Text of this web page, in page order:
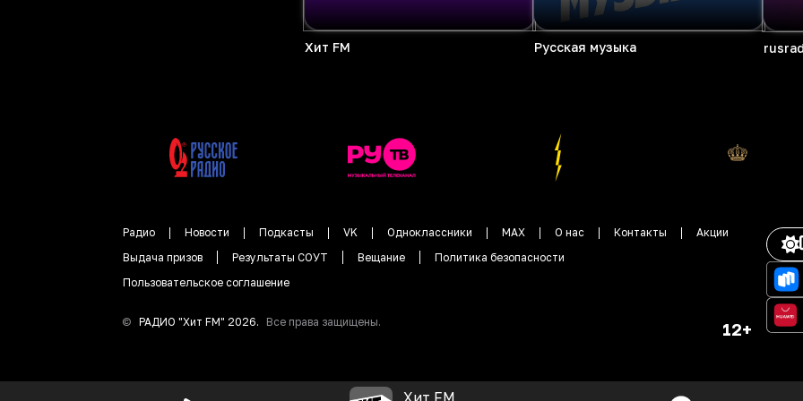
Хит FM Русская музыка
Радио Новости Подкасты VK Одноклассники MAX О нас Контакты
Акции
Выдача призов
Результаты СОУТ Вещание
Политика безопасности
Пользовательское соглашение
© РАДИО "Хит FM" 2026. Все права защищены. 12+
Хит FM